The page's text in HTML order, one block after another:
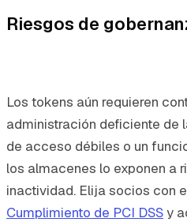
Riesgos de
Los tokens aún requieren
administración deficiente de
de acceso débiles o un
los almacenes lo exponen a
inactividad. Elija socios con
Cumplimiento de PCI DSSy